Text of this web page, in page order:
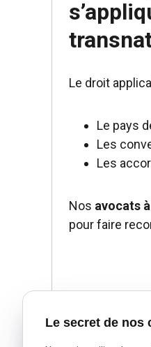
Le droit
Le pays
Les
Les
Nos avocats
pour faire
Le secret de nos